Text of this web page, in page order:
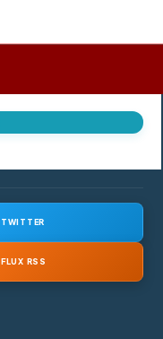
TWITTER
FLUX RSS